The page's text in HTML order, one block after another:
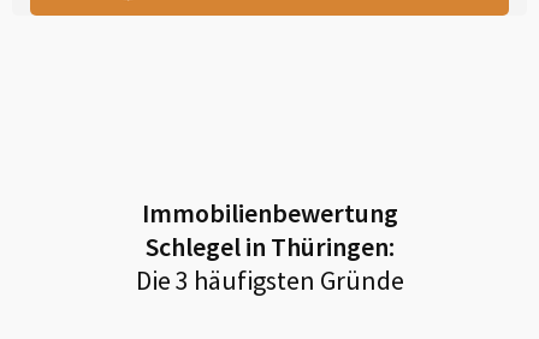
Immobilienbewertung
Schlegel in Thüringen:
Die 3 häufigsten Gründe